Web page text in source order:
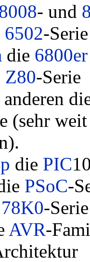
- und
6502-Serie
die 6800er
Z80-Serie
anderen
(sehr
die PIC
PSoC-
78K0-Serie
AVR-